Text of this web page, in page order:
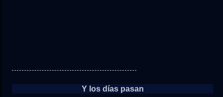
Y los días pasan